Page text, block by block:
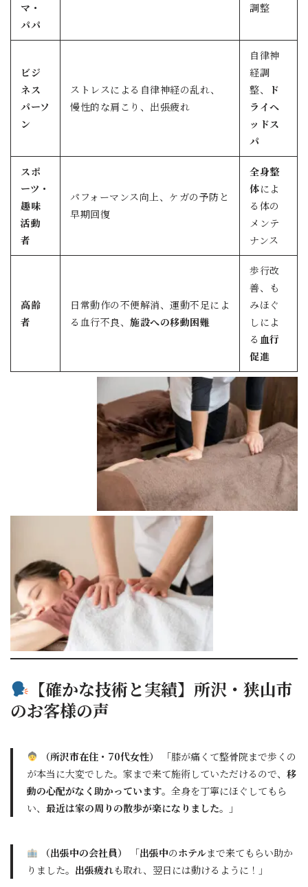
マ・
パパ
調整
ビジ
ネス
パーソ
ン
ストレスによる自律神経の乱れ、
慢性的な肩こり、出張疲れ
自律神
経調
整、
ド
ライヘ
ッドス
パ
スポ
ーツ・
趣味
活動
者
パフォーマンス向上、ケガの予防と
早期回復
全身整
体によ
る体の
メンテ
ナンス
高齢
者
日常動作の不便解消、運動不足によ
る血行不良、 施設への移動困難
歩行改
善、も
みほぐ
しによ
る 血行
促進
【確かな技術と実績】所沢・狭山市
のお客様の声
（所沢市在住・70代女性）
「膝が痛くて整骨院まで歩くの
が本当に大変でした。家まで来て施術していただけるので、 移
動の心配がなく助かっています。全身を丁寧にほぐしてもら
い、 最近は家の周りの散歩が楽になりました。」
（出張中の会社員） 「出張中のホテルまで来てもらい助か
りました。 出張疲れも取れ、翌日には動けるように！」